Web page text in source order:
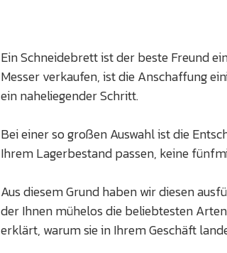
Ein Schneidebrett ist der beste Freund
Messer verkaufen, ist die Anschaffung
ein naheliegender Schritt.
Bei einer so großen Auswahl ist die
Ihrem Lagerbestand passen, keine
Aus diesem Grund haben wir diesen
der Ihnen mühelos die beliebtesten
erklärt, warum sie in Ihrem Geschäft